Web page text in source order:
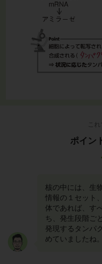
これ
ポイン
核の中には、生
情報の１セット
体であれば、す
ち、発生段階ご
発現するタンパ
めていましたね。